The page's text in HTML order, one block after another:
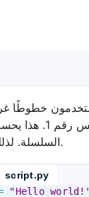
خطوطًا
السلسلة. لذلك، يجب أن يطبع 3.
script.py
"Hello